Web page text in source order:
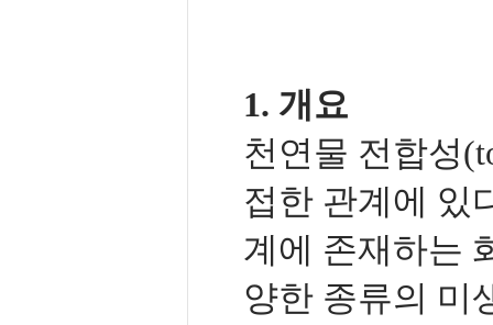
1. 개요
천연물 전합성
접한 관계에 있
계에 존재하는
양한 종류의 미